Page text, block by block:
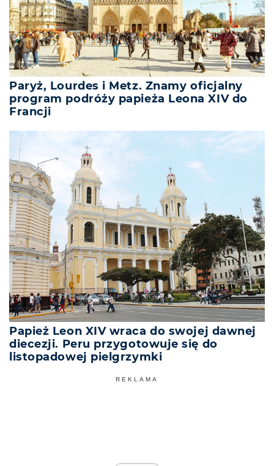
Paryż, Lourdes i Metz. Znamy oficjalny
program podróży papieża Leona XIV do
Francji
Papież Leon XIV wraca do swojej dawnej
diecezji. Peru przygotowuje się do
listopadowej pielgrzymki
REKLAMA